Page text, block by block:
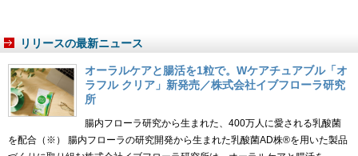
リリースの最新ニュース
オーラルケアと腸活を1粒で。Wケアチュアブル「オ
ラフル クリア」新発売／株式会社イブフローラ研究
所
腸内フローラ研究から生まれた、400万人に愛される乳酸菌
を配合（※） 腸内フローラの研究開発から生まれた乳酸菌AD株®を用いた製品